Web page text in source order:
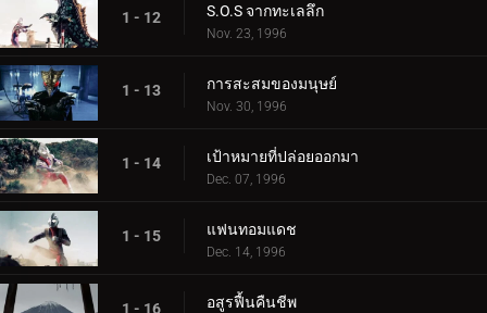
1 - 12 S.O.S จากทะเลลึก
Nov. 23, 1996
1 - 13 การสะสมของมนุษย์
Nov. 30, 1996
1 - 14 เป้าหมายที่ปล่อยออกมา
Dec. 07, 1996
1 - 15 แฟนทอมแดช
Dec. 14, 1996
1 - 16 อสูรฟื้นคืนชีพ